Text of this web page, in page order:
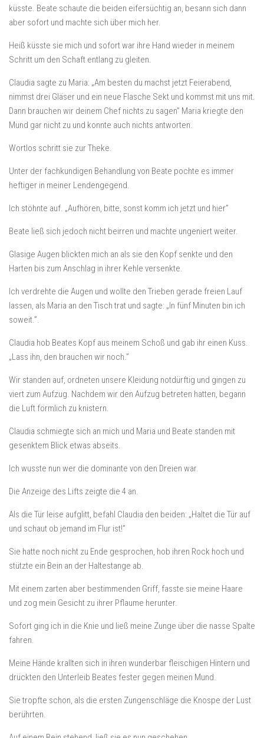
küsste. Beate schaute die beiden eifersüchtig an, besann sich dann
aber sofort und machte sich über mich her.
Heiß küsste sie mich und sofort war ihre Hand wieder in meinem
Schritt um den Schaft entlang zu gleiten.
Claudia sagte zu Maria: „Am besten du machst jetzt Feierabend,
nimmst drei Gläser und ein neue Flasche Sekt und kommst mit uns mit.
Dann brauchen wir deinem Chef nichts zu sagen” Maria kriegte den
Mund gar nicht zu und konnte auch nichts antworten.
Wortlos schritt sie zur Theke.
Unter der fachkundigen Behandlung von Beate pochte es immer
heftiger in meiner Lendengegend.
Ich stöhnte auf. „Aufhören, bitte, sonst komm ich jetzt und hier”
Beate ließ sich jedoch nicht beirren und machte ungeniert weiter.
Glasige Augen blickten mich an als sie den Kopf senkte und den
Harten bis zum Anschlag in ihrer Kehle versenkte.
Ich verdrehte die Augen und wollte den Trieben gerade freien Lauf
lassen, als Maria an den Tisch trat und sagte: „In fünf Minuten bin ich
soweit.”.
Claudia hob Beates Kopf aus meinem Schoß und gab ihr einen Kuss.
„Lass ihn, den brauchen wir noch.”
Wir standen auf, ordneten unsere Kleidung notdürftig und gingen zu
viert zum Aufzug. Nachdem wir den Aufzug betreten hatten, begann
die Luft förmlich zu knistern.
Claudia schmiegte sich an mich und Maria und Beate standen mit
gesenktem Blick etwas abseits.
Ich wusste nun wer die dominante von den Dreien war.
Die Anzeige des Lifts zeigte die 4 an.
Als die Tür leise aufglitt, befahl Claudia den beiden: „Haltet die Tür auf
und schaut ob jemand im Flur ist!”
Sie hatte noch nicht zu Ende gesprochen, hob ihren Rock hoch und
stützte ein Bein an der Haltestange ab.
Mit einem zarten aber bestimmenden Griff, fasste sie meine Haare
und zog mein Gesicht zu ihrer Pflaume herunter.
Sofort ging ich in die Knie und ließ meine Zunge über die nasse Spalte
fahren.
Meine Hände krallten sich in ihren wunderbar fleischigen Hintern und
drückten den Unterleib Beates fester gegen meinen Mund.
Sie tropfte schon, als die ersten Zungenschläge die Knospe der Lust
berührten.